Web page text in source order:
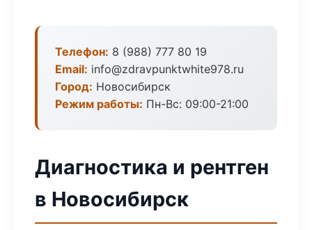
Телефон: 8 (988) 777 80 19
Email: info@zdravpunktwhite978.ru
Город: Новосибирск
Режим работы: Пн-Вс: 09:00-21:00
Диагностика и рентген
в Новосибирск